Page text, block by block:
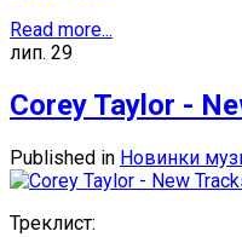
Read more...
лип. 29
Corey Taylor -
Published in Новинки
Треклист: